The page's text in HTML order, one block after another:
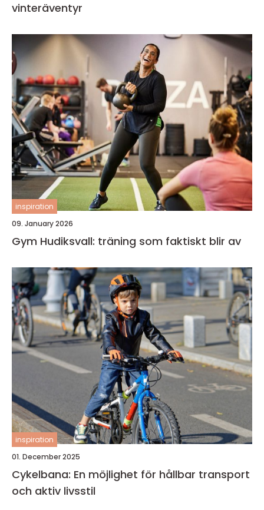
vinteräventyr
inspiration
09. January 2026
Gym Hudiksvall: träning som faktiskt blir av
inspiration
01. December 2025
Cykelbana: En möjlighet för hållbar transport
och aktiv livsstil